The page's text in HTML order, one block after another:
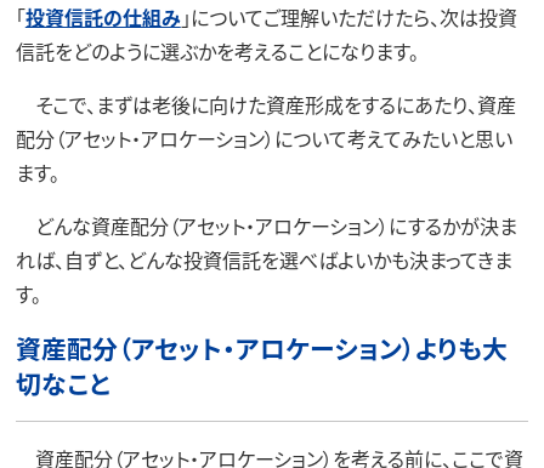
「投資信託の仕組み」についてご理解いただけたら、次は投資
信託をどのように選ぶかを考えることになります。
そこで、まずは老後に向けた資産形成をするにあたり、資産
配分（アセット・アロケーション）について考えてみたいと思い
ます。
どんな資産配分（アセット・アロケーション）にするかが決ま
れば、自ずと、どんな投資信託を選べばよいかも決まってきま
す。
資産配分（アセット・アロケーション）よりも大
切なこと
資産配分（アセット・アロケーション）を考える前に、ここで資